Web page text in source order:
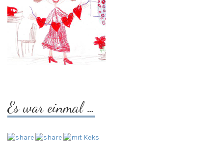
Es war einmal …